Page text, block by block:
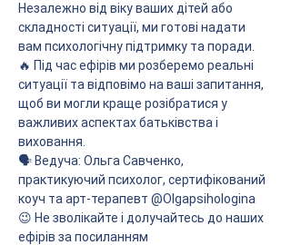
Незалежно від віку ваших дітей або
складності ситуації, ми готові надати
вам психологічну підтримку та поради.
🔥 Під час ефірів ми розберемо реальні
ситуації та відповімо на ваші запитання,
щоб ви могли краще розібратися у
важливих аспектах батьківства і
виховання.
🗣 Ведуча: Ольга Савченко,
практикуючий психолог, сертифікований
коуч та арт-терапевт @Olgapsihologina
😉 Не зволікайте і долучайтесь до наших
ефірів за посиланням